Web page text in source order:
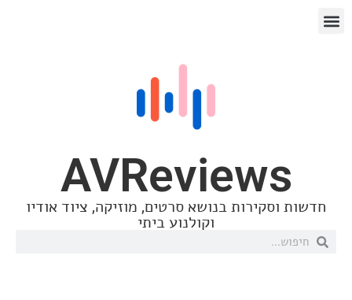
בנושא סרטים, מוזיקה, ציוד אודיו
וקולנוע ביתי